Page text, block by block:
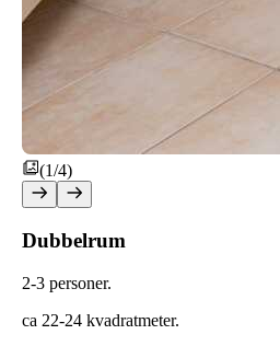
(1/4)
Dubbelrum
2-3 personer.
ca 22-24 kvadratmeter.